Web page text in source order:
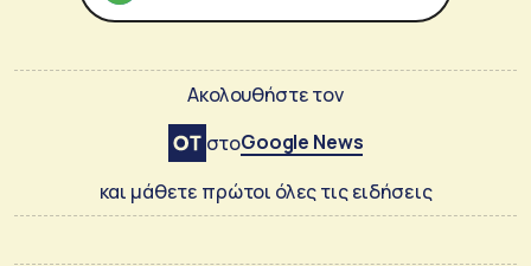
Ακολουθήστε τον
στοGoogle News
και μάθετε πρώτοι όλες τις ειδήσεις